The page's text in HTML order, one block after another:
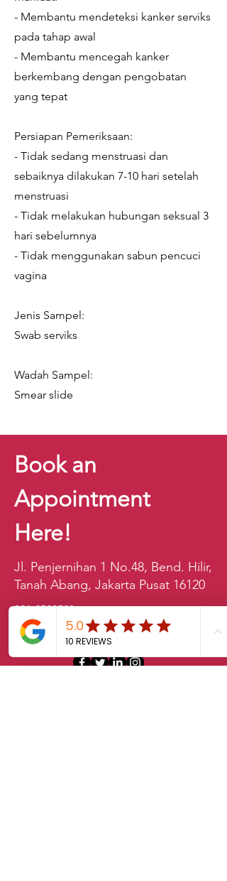
- Membantu mendeteksi kanker serviks
pada tahap awal
- Membantu mencegah kanker
berkembang dengan pengobatan
yang tepat
Persiapan Pemeriksaan:
- Tidak sedang menstruasi dan
sebaiknya dilakukan 7-10 hari setelah
menstruasi
- Tidak melakukan hubungan seksual 3
hari sebelumnya
- Tidak menggunakan sabun pencuci
vagina
Jenis Sampel:
Swab serviks
Wadah Sampel:
Smear slide
Book an
Appointment
Here!
Jl. Penjernihan 1 No.48, Bend. Hilir,
Tanah Abang, Jakarta Pusat 16120
021-2528528
sales.klab@lxintl.co.kr